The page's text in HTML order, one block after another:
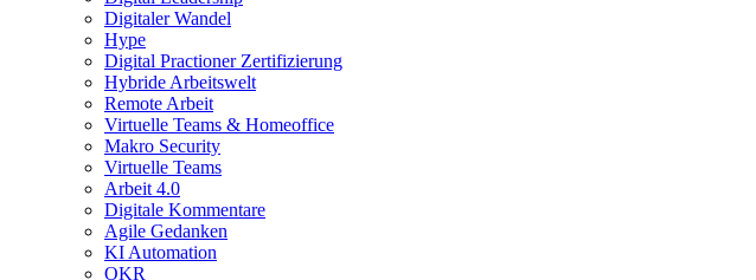
Digitaler Wandel
Hype
Digital Practioner Zertifizierung
Hybride Arbeitswelt
Remote Arbeit
Virtuelle Teams & Homeoffice
Makro Security
Virtuelle Teams
Arbeit 4.0
Digitale Kommentare
Agile Gedanken
KI Automation
OKR